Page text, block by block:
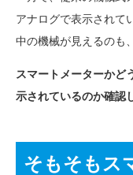
アナログで表示されて
中の機械が見えるのも
スマートメーターかど
示されているのか確認
そもそもス